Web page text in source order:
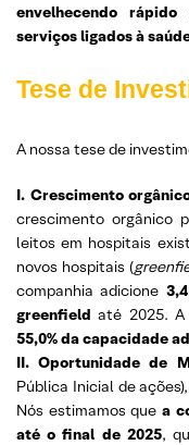
envelhecendo
serviços ligados à
Tese de
A nossa tese de
I. Crescimento
crescimento orgânico
leitos em hospitais
novos hospitais (
companhia adicione
greenfield até 2025. A
55,0% da capacidade
II. Oportunidade de
Pública Inicial de
Nós estimamos que a
até o final de 2025,